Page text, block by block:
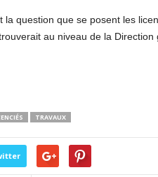
question que se posent les
au niveau de la Direction
TRAVAUX